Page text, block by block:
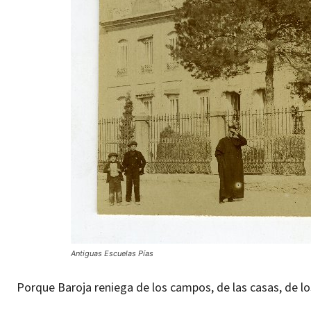
Antiguas Escuelas Pías
Porque Baroja reniega de los campos, de las casas, de